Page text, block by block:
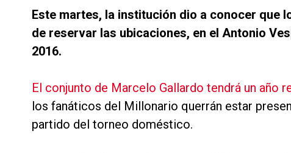
Este martes, la institución dio a conocer que
de reservar las ubicaciones, en el Antonio
2016.
El conjunto de Marcelo Gallardo tendrá un año
los fanáticos del Millonario querrán estar
partido del torneo doméstico.